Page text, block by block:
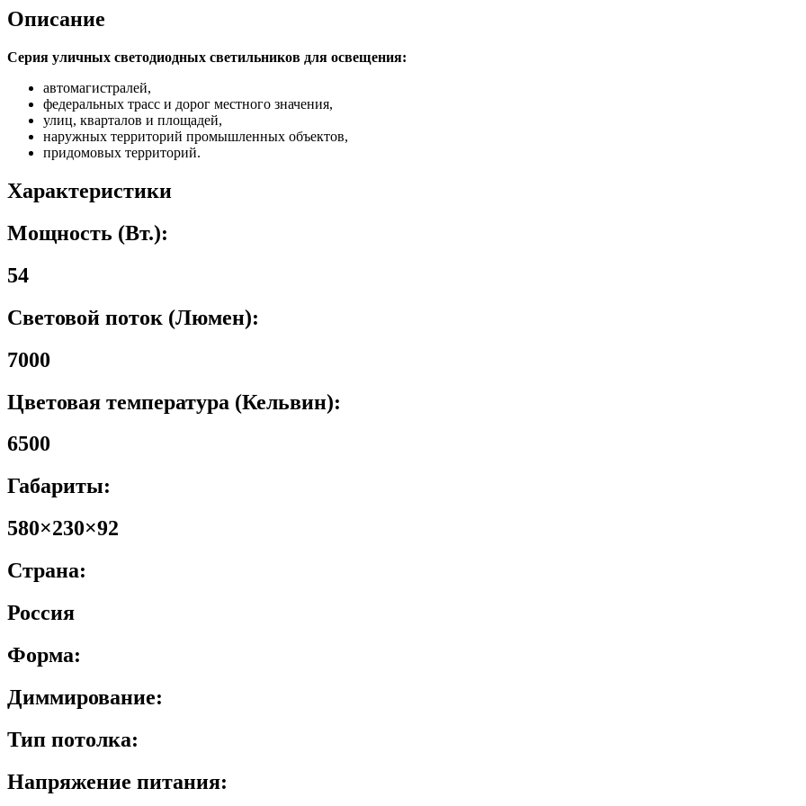
Описание
Серия уличных светодиодных светильников для освещения:
автомагистралей,
федеральных трасс и дорог местного значения,
улиц, кварталов и площадей,
наружных территорий промышленных объектов,
придомовых территорий.
Характеристики
Мощность (Вт.):
54
Световой поток (Люмен):
7000
Цветовая температура (Кельвин):
6500
Габариты:
580×230×92
Страна:
Россия
Форма:
Диммирование:
Тип потолка:
Напряжение питания: